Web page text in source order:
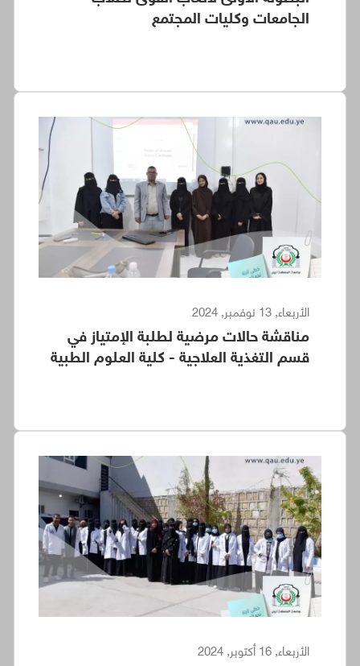
الجامعات وكليات المجتمع
الأربعاء, 13 نوفمبر, 2024
مناقشة حالات مرضية لطلبة الإمتياز في
قسم التغذية العلاجية - كلية العلوم الطبية
الأربعاء, 16 أكتوبر, 2024